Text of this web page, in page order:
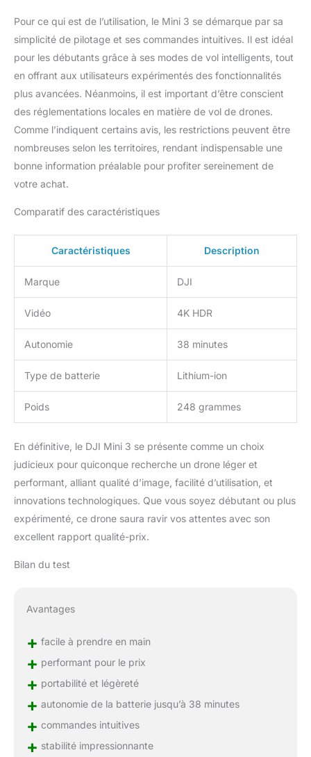
Pour ce qui est de l’utilisation, le Mini 3 se démarque par sa
simplicité de pilotage et ses commandes intuitives. Il est idéal
pour les débutants grâce à ses modes de vol intelligents, tout
en offrant aux utilisateurs expérimentés des fonctionnalités
plus avancées. Néanmoins, il est important d’être conscient
des réglementations locales en matière de vol de drones.
Comme l’indiquent certains avis, les restrictions peuvent être
nombreuses selon les territoires, rendant indispensable une
bonne information préalable pour profiter sereinement de
votre achat.
Comparatif des caractéristiques
Caractéristiques Description
Marque DJI
Vidéo 4K HDR
Autonomie 38 minutes
Type de batterie Lithium-ion
Poids 248 grammes
En définitive, le DJI Mini 3 se présente comme un choix
judicieux pour quiconque recherche un drone léger et
performant, alliant qualité d’image, facilité d’utilisation, et
innovations technologiques. Que vous soyez débutant ou plus
expérimenté, ce drone saura ravir vos attentes avec son
excellent rapport qualité-prix.
Bilan du test
Avantages
+ facile à prendre en main
+ performant pour le prix
+ portabilité et légèreté
+ autonomie de la batterie jusqu’à 38 minutes
+ commandes intuitives
+ stabilité impressionnante